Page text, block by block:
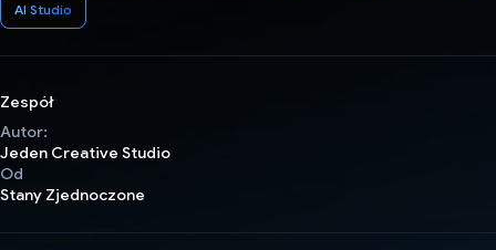
AI Studio
Zespół
Autor:
Jeden Creative Studio
Od
Stany Zjednoczone